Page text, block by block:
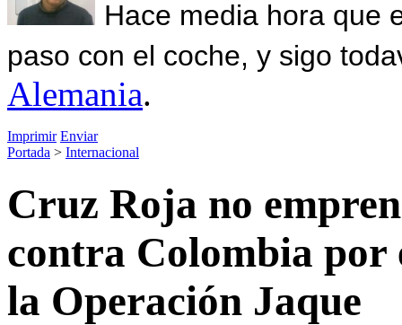
Hace media hora que
paso con el coche, y sigo
Alemania.
Imprimir Enviar
Portada > Internacional
Cruz Roja no
contra Colombia por
la Operación Jaque